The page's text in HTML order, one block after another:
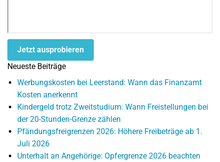
Jetzt ausprobieren
Neueste Beiträge
Werbungskosten bei Leerstand: Wann das Finanzamt
Kosten anerkennt
Kindergeld trotz Zweitstudium: Wann Freistellungen bei
der 20-Stunden-Grenze zählen
Pfändungsfreigrenzen 2026: Höhere Freibeträge ab 1.
Juli 2026
Unterhalt an Angehörige: Opfergrenze 2026 beachten